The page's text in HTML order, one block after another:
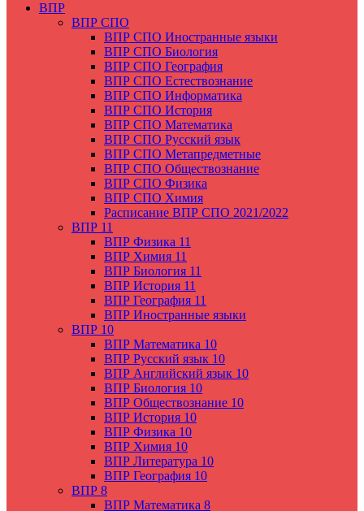
ВПР
ВПР СПО
ВПР СПО Иностранные языки
ВПР СПО Биология
ВПР СПО География
ВПР СПО Естествознание
ВПР СПО Информатика
ВПР СПО История
ВПР СПО Математика
ВПР СПО Русский язык
ВПР СПО Метапредметные
ВПР СПО Обществознание
ВПР СПО Физика
ВПР СПО Химия
Расписание ВПР СПО 2021/2022
ВПР 11
ВПР Физика 11
ВПР Химия 11
ВПР Биология 11
ВПР История 11
ВПР География 11
ВПР Иностранные языки
ВПР 10
ВПР Математика 10
ВПР Русский язык 10
ВПР Английский язык 10
ВПР Биология 10
ВПР Обществознание 10
ВПР История 10
ВПР Физика 10
ВПР Химия 10
ВПР Литература 10
ВПР География 10
ВПР 8
ВПР Математика 8